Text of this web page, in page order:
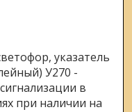
указатель
У270 -
в
при наличии на